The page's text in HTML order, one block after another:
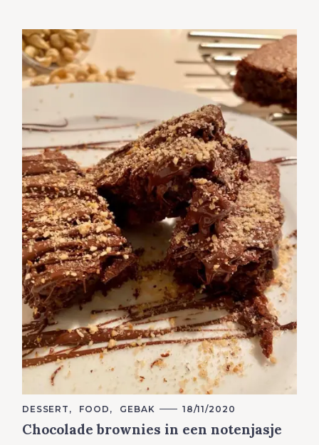
C
T
E
DESSERT FOOD GEBAK 18/11/2020
Chocolade brownies in een notenjasje